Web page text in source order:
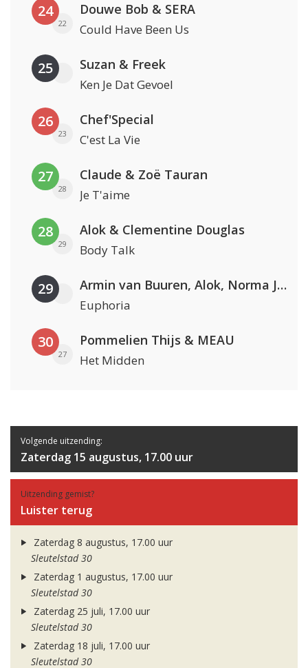
24
22
Douwe Bob & SERA
Could Have Been Us
25 Suzan & Freek
Ken Je Dat Gevoel
26
23
Chef'Special
C'est La Vie
27
28
Claude & Zoë Tauran
Je T'aime
28
29
Alok & Clementine Douglas
Body Talk
29 Armin van Buuren, Alok, Norma Jean Martine & LAWRENT
Euphoria
30
27
Pommelien Thijs & MEAU
Het Midden
Volgende uitzending:
Zaterdag 15 augustus, 17.00 uur
Uitzending gemist?
Luister terug
Zaterdag 8 augustus, 17.00 uur
Sleutelstad 30
Zaterdag 1 augustus, 17.00 uur
Sleutelstad 30
Zaterdag 25 juli, 17.00 uur
Sleutelstad 30
Zaterdag 18 juli, 17.00 uur
Sleutelstad 30